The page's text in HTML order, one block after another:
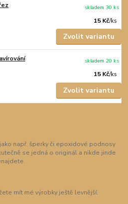
15 Kč/ks
skladem 30 ks
Zvolit variantu
15 Kč/ks
skladem 20 ks
Zvolit variantu
např. šperky či epoxidové podnosy
se jedná o originál a nikde jinde
mít mé výrobky ještě levnější.